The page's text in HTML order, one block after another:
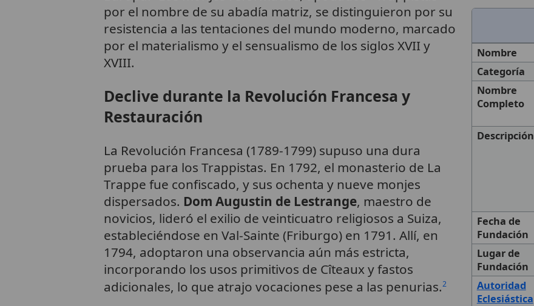
Nombre
Categoría
Nombre
Completo
Descripción
Fecha de
Fundación
Lugar de
Fundación
Autoridad
Eclesiástica
por el nombre de su abadía matriz, se distinguieron por su
resistencia a las tentaciones del mundo moderno, marcado
por el materialismo y el sensualismo de los siglos XVII y
XVIII.
Declive durante la Revolución Francesa y
Restauración
La Revolución Francesa (1789-1799) supuso una dura
prueba para los Trappistas. En 1792, el monasterio de La
Trappe fue confiscado, y sus ochenta y nueve monjes
dispersados. Dom Augustin de Lestrange, maestro de
novicios, lideró el exilio de veinticuatro religiosos a Suiza,
estableciéndose en Val-Sainte (Friburgo) en 1791. Allí, en
1794, adoptaron una observancia aún más estricta,
incorporando los usos primitivos de Cîteaux y fastos
adicionales, lo que atrajo vocaciones pese a las penurias.2